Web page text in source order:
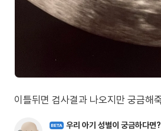
BETA 우리 아기 성별이 궁금하다면?